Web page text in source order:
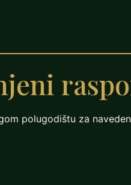
polugodištu za